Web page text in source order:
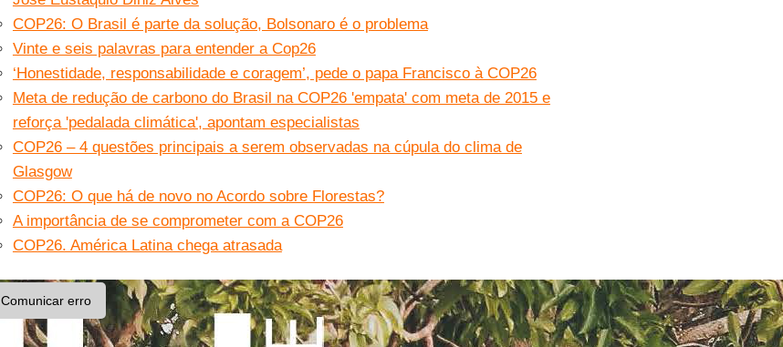
COP26: O Brasil é parte da solução, Bolsonaro é o problema
Vinte e seis palavras para entender a Cop26
‘Honestidade, responsabilidade e coragem’, pede o papa Francisco à COP26
Meta de redução de carbono do Brasil na COP26 'empata' com meta de 2015 e
reforça 'pedalada climática', apontam especialistas
COP26 – 4 questões principais a serem observadas na cúpula do clima de
Glasgow
COP26: O que há de novo no Acordo sobre Florestas?
A importância de se comprometer com a COP26
COP26. América Latina chega atrasada
Comunicar erro